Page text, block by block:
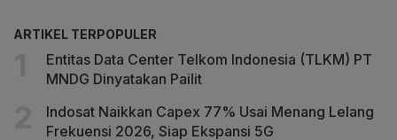
ARTIKEL TERPOPULER
Entitas Data Center Telkom Indonesia (TLKM) PT
MNDG Dinyatakan Pailit
Indosat Naikkan Capex 77% Usai Menang Lelang
Frekuensi 2026, Siap Ekspansi 5G